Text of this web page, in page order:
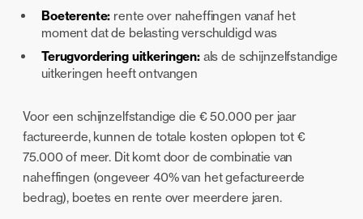
Boeterente: rente over naheffingen vanaf het
moment dat de belasting verschuldigd was
Terugvordering uitkeringen:als de schijnzelfstandige
uitkeringen heeft ontvangen
Voor een schijnzelfstandige die € 50.000 per jaar
factureerde, kunnen de totale kosten oplopen tot €
75.000 of meer. Dit komt door de combinatie van
naheffingen (ongeveer 40% van het gefactureerde
bedrag), boetes en rente over meerdere jaren.